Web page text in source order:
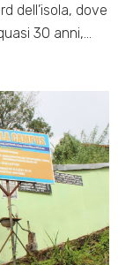
dell’isola, dove
30 anni,…